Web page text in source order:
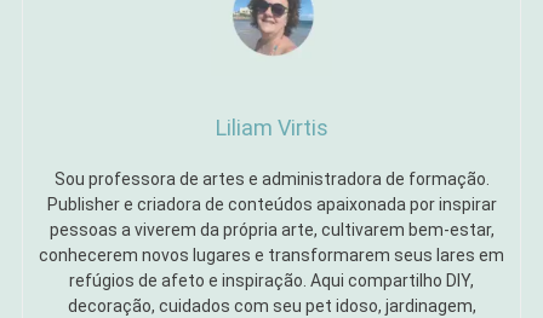
Liliam Virtis
Sou professora de artes e administradora de formação.
Publisher e criadora de conteúdos apaixonada por inspirar
pessoas a viverem da própria arte, cultivarem bem-estar,
conhecerem novos lugares e transformarem seus lares em
refúgios de afeto e inspiração. Aqui compartilho DIY,
decoração, cuidados com seu pet idoso, jardinagem,